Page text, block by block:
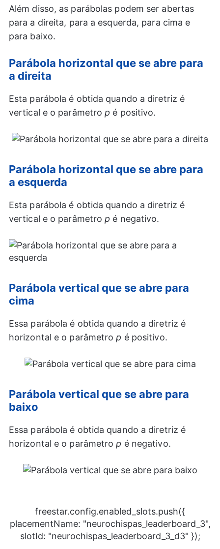
Além disso, as parábolas podem ser abertas
para a direita, para a esquerda, para cima e
para baixo.
Parábola horizontal que se abre para
a direita
Esta parábola é obtida quando a diretriz é
vertical e o parâmetrop é positivo.
Parábola horizontal que se abre para
a esquerda
Esta parábola é obtida quando a diretriz é
vertical e o parâmetrop é negativo.
Parábola vertical que se abre para
cima
Essa parábola é obtida quando a diretriz é
horizontal e o parâmetrop é positivo.
Parábola vertical que se abre para
baixo
Essa parábola é obtida quando a diretriz é
horizontal e o parâmetrop é negativo.
freestar.config.enabled_slots.push({
placementName: "neurochispas_leaderboard_3",
slotId: "neurochispas_leaderboard_3_d3" });